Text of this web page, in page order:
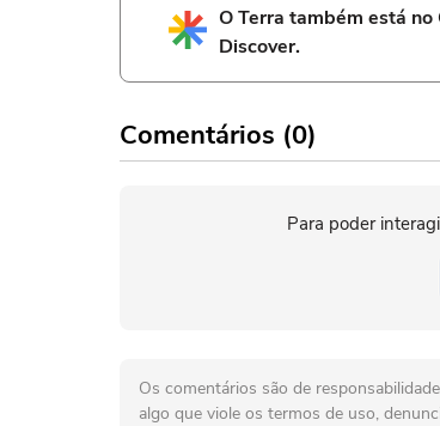
O Terra também está no
Discover.
Comentários (0)
Para poder
Os comentários são de
algo que viole os termos de uso,